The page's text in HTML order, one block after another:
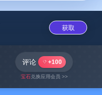
获取
评论 +100
宝石兑换应用会员 >>